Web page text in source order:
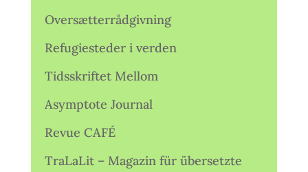
Oversætterrådgivning
Refugiesteder i verden
Tidsskriftet Mellom
Asymptote Journal
Revue CAFÉ
TraLaLit – Magazin für übersetzte